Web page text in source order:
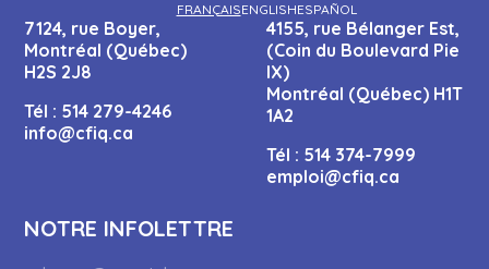
FRANÇAISENGLISHESPAÑOL
7124, rue Boyer,
Montréal (Québec)
H2S 2J8
Tél : 514 279-4246
info@cfiq.ca
4155, rue Bélanger Est,
(Coin du Boulevard Pie
IX)
Montréal (Québec) H1T
1A2
Tél : 514 374-7999
emploi@cfiq.ca
NOTRE INFOLETTRE